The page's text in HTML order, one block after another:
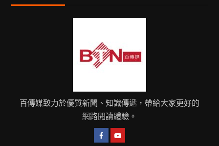
百傳媒致力於優質新聞、知識傳遞，帶給大家更好的
網路閱讀體驗。